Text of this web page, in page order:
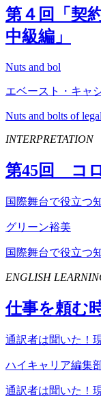
第４回「契
中級編」
Nuts and bol
エベースト・キャ
Nuts and bolts of
INTERPRETATION
第45回 コ
国際舞台で役立つ
グリーン裕美
国際舞台で役立つ
ENGLISH
仕事を頼む
通訳者は聞いた！
ハイキャリア編集
通訳者は聞いた！